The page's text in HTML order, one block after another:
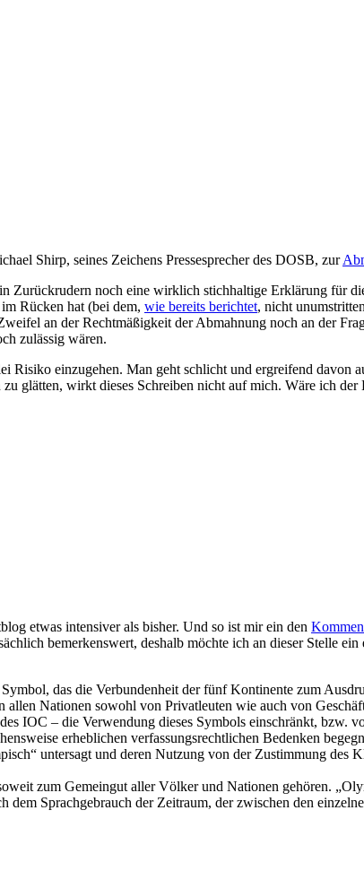
Shirp, seines Zeichens Pressesprecher des DOSB, zur
Zurückrudern noch eine wirklich stichhaltige Erklärung für
Rücken hat (bei dem, wie bereits berichtet, nicht
an der Rechtmäßigkeit der Abmahnung noch an der
zulässig wären.
einzugehen. Man geht schlicht und ergreifend davon
glätten, wirkt dieses Schreiben nicht auf mich. Wäre ich
etwas intensiver als bisher. Und so ist mir ein den
bemerkenswert, deshalb möchte ich an dieser Stelle ein
das die Verbundenheit der fünf Kontinente zum
Nationen sowohl von Privatleuten wie auch von
IOC – die Verwendung dieses Symbols einschränkt, bzw.
erheblichen verfassungsrechtlichen Bedenken
untersagt und deren Nutzung von der Zustimmung des
zum Gemeingut aller Völker und Nationen gehören.
Sprachgebrauch der Zeitraum, der zwischen den